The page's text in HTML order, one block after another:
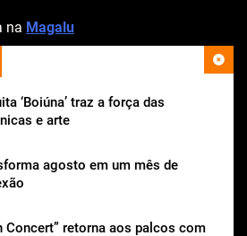
‘Boiúna’ traz a força das
e arte
agosto em um mês de
Concert” retorna aos palcos com
na Magalu
institucional